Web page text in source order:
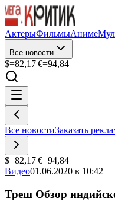
АктерыФильмыАниме
Все новости
$=82,17|€=94,84
Все новостиЗаказать
$=82,17|€=94,84
Видео01.06.2020 в 10:42
Треш Обзор